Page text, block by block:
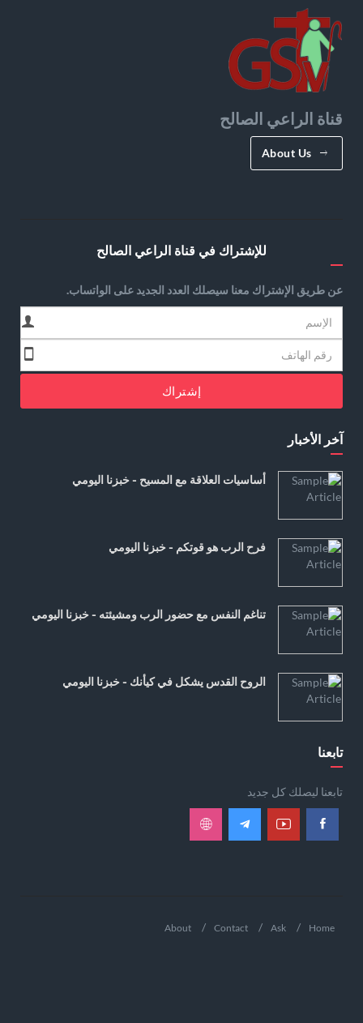
قناة الراعي الصالح
About Us
للإشتراك في قناة الراعي الصالح
عن طريق الإشتراك معنا سيصلك العدد الجديد على الواتساب.
إشتراك
آخر الأخبار
أساسيات العلاقة مع المسيح - خبزنا اليومي
فرح الرب هو قوتكم - خبزنا اليومي
تناغم النفس مع حضور الرب ومشيئته - خبزنا اليومي
الروح القدس يشكل في كيأنك - خبزنا اليومي
تابعنا
تابعنا ليصلك كل جديد
Home
Ask
Contact
About